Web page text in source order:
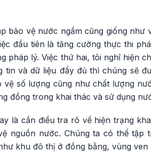
bảo vệ nước ngầm cũng giống
đầu tiên là tăng cường thực thi
pháp lý. Việc thứ hai, tôi nghĩ hiện
tin và dữ liệu đầy đủ thì chúng sẽ
vệ số lượng cũng như chất lượng
đồng trong khai thác và sử dụng
là cần điều tra rõ về hiện trạng
nguồn nước. Chúng ta có thể tập
khu đô thị ở đồng bằng, vùng